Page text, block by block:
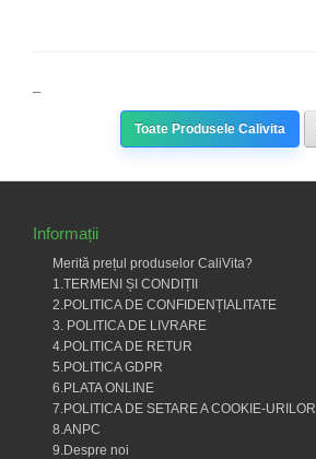
Toate Produsele Calivita
Informații
Merită prețul produselor CaliVita?
1.TERMENI ȘI CONDIȚII
2.POLITICA DE CONFIDENȚIALITATE
3. POLITICA DE LIVRARE
4.POLITICA DE RETUR
5.POLITICA GDPR
6.PLATA ONLINE
7.POLITICA DE SETARE A COOKIE-URILOR
8.ANPC
9.Despre noi